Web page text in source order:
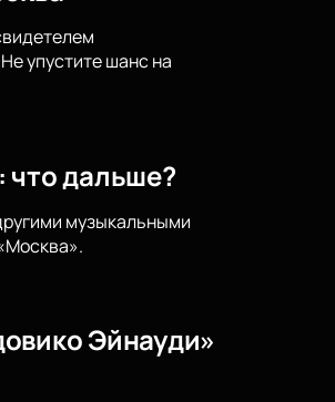
упустите шанс на
что дальше?
музыкальными
Эйнауди»